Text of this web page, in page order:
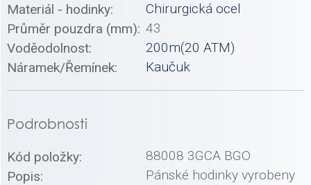
Materiál - hodinky:
Chirurgická ocel
Průměr pouzdra (mm): 43
Voděodolnost:
200m(20 ATM)
Náramek/Řemínek:
Kaučuk
Podrobnosti
Kód položky:
88008 3GCA BGO
Popis:
Pánské hodinky vyrobeny